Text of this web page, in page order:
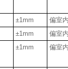
±1mm
偏室
±1mm
偏室
±1mm 偏室